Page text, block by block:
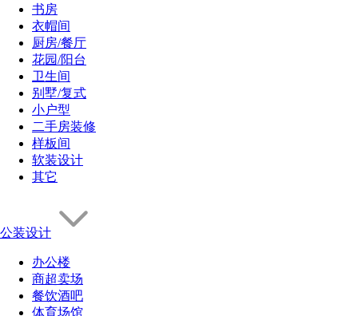
书房
衣帽间
厨房/餐厅
花园/阳台
卫生间
别墅/复式
小户型
二手房装修
样板间
软装设计
其它
公装设计
办公楼
商超卖场
餐饮酒吧
体育场馆